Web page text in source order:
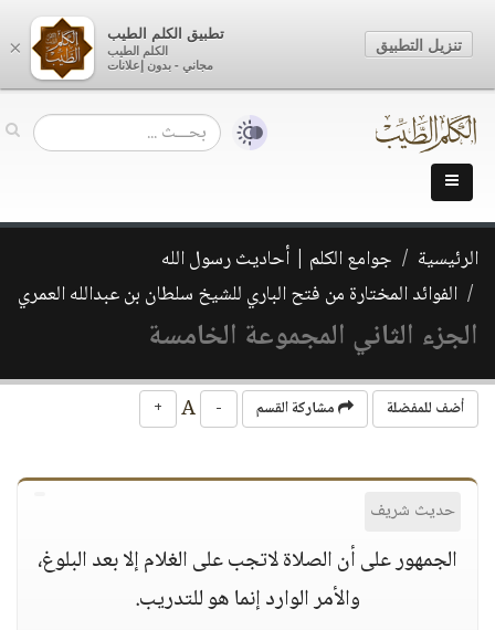
الرئيسية
جوامع الكلم | أحاديث رسول الله
الفوائد المختارة من فتح الباري للشيخ سلطان بن عبدالله العمري
الجزء الثاني المجموعة الخامسة
أضف للمفضلة مشاركة القسم -
+
حديث شريف
الجمهور على أن الصلاة لاتجب على الغلام إلا بعد البلوغ،
والأمر الوارد إنما هو للتدريب.
×
تطبيق الكلم الطيب
الكلم الطيب
مجاني - بدون إعلانات
تنزيل التطبيق